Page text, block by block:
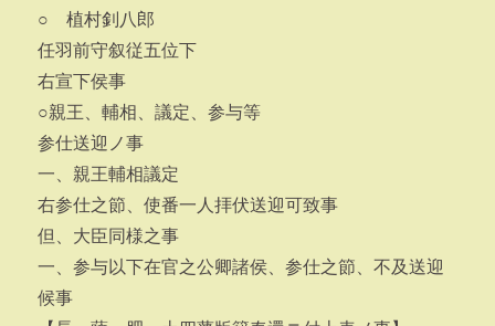
○ 植村釗八郎
任羽前守叙従五位下
右宣下侯事
○親王、輔相、議定、参与等
参仕送迎ノ事
一、親王輔相議定
右参仕之節、使番一人拝伏送迎可致事
但、大臣同様之事
一、参与以下在官之公卿諸侯、参仕之節、不及送迎
候事